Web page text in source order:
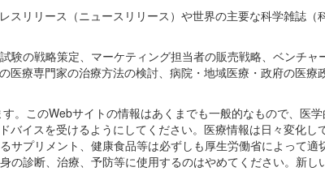
スリリース（ニュースリリース）や世界の主要な科学雑誌
験の戦略策定、マーケティング担当者の販売戦略、ベンチ
医療専門家の治療方法の検討、病院・地域医療・政府の医
。このWebサイトの情報はあくまでも一般的なもので、医
バイスを受けるようにしてください。医療情報は日々変化
サプリメント、健康食品等は必ずしも厚生労働省によって
の診断、治療、予防等に使用するのはやめてください。新